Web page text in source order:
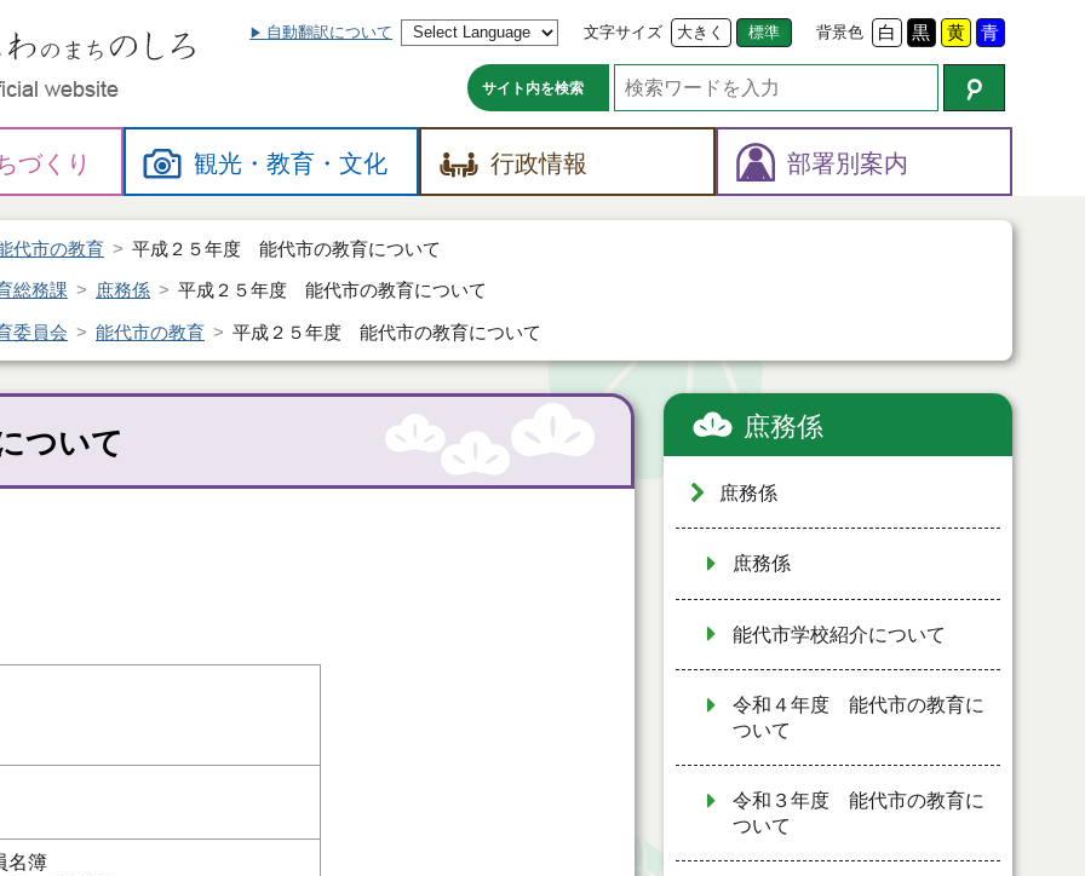
自動翻訳について 文字サイズ 大きく 標準 背景色 白 黒 黄 青
サイト内を検索
づくり 観光・教育・文化 行政情報 部署別案内
代市の教育 平成２５年度 能代市の教育について
総務課 庶務係 平成２５年度 能代市の教育について
委員会 能代市の教育 平成２５年度 能代市の教育について
ついて
名簿
庶務係
庶務係
庶務係
能代市学校紹介について
令和４年度 能代市の教育に
ついて
令和３年度 能代市の教育に
ついて